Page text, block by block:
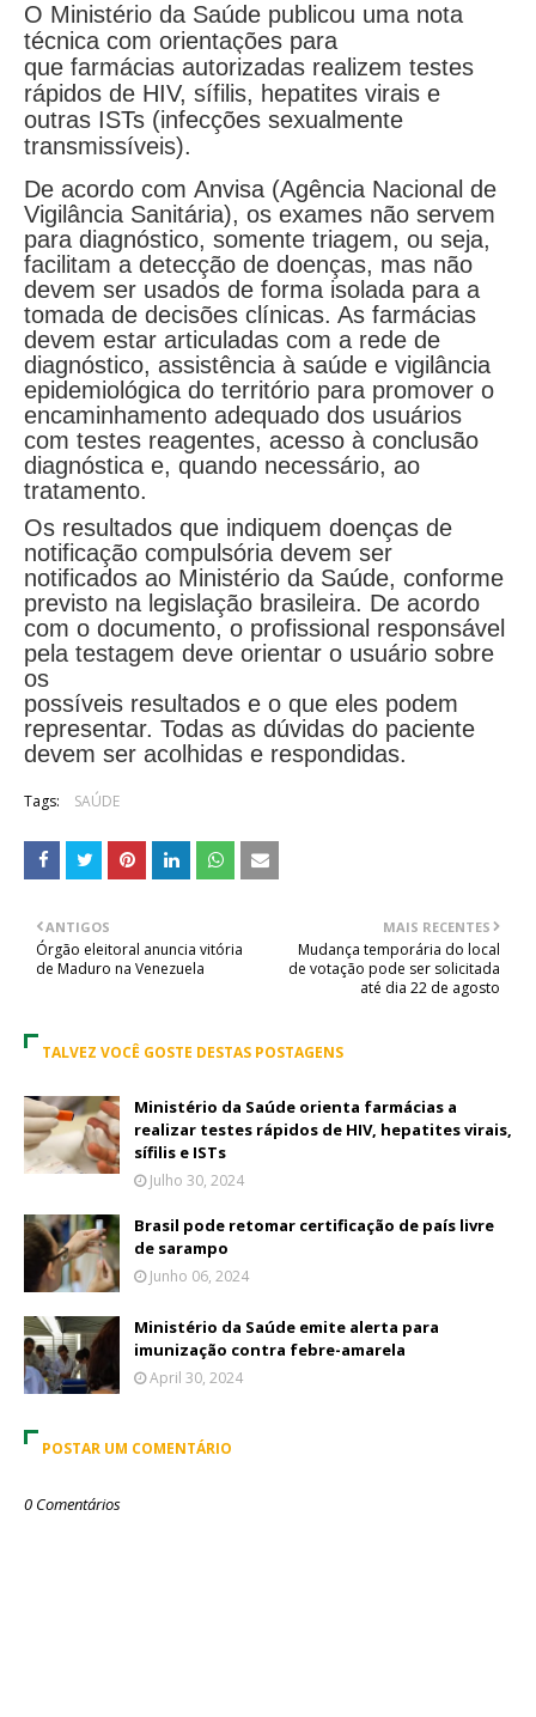
O Ministério da Saúde publicou uma nota
técnica com orientações para
que farmácias autorizadas realizem testes
rápidos de HIV, sífilis, hepatites virais e
outras ISTs (infecções sexualmente
transmissíveis).
De acordo com Anvisa (Agência Nacional de
Vigilância Sanitária), os exames não servem
para diagnóstico, somente triagem, ou seja,
facilitam a detecção de doenças, mas não
devem ser usados de forma isolada para a
tomada de decisões clínicas. As farmácias
devem estar articuladas com a rede de
diagnóstico, assistência à saúde e vigilância
epidemiológica do território para promover o
encaminhamento adequado dos usuários
com testes reagentes, acesso à conclusão
diagnóstica e, quando necessário, ao
tratamento.
Os resultados que indiquem doenças de
notificação compulsória devem ser
notificados ao Ministério da Saúde, conforme
previsto na legislação brasileira. De acordo
com o documento, o profissional responsável
pela testagem deve orientar o usuário sobre
os
possíveis resultados e o que eles podem
representar. Todas as dúvidas do paciente
devem ser acolhidas e respondidas.
Tags: SAÚDE
MAIS RECENTES
Mudança temporária do local
de votação pode ser solicitada
até dia 22 de agosto
ANTIGOS
Órgão eleitoral anuncia vitória
de Maduro na Venezuela
TALVEZ VOCÊ GOSTE DESTAS POSTAGENS
Ministério da Saúde orienta farmácias a
realizar testes rápidos de HIV, hepatites virais,
sífilis e ISTs
Julho 30, 2024
Brasil pode retomar certificação de país livre
de sarampo
Junho 06, 2024
Ministério da Saúde emite alerta para
imunização contra febre-amarela
April 30, 2024
POSTAR UM COMENTÁRIO
0 Comentários